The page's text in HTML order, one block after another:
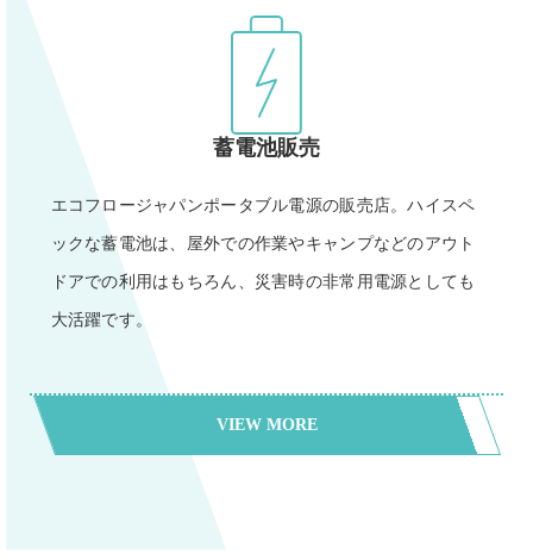
蓄電池販売
エコフロージャパンポータブル電源の販売店。ハイスペ
ックな蓄電池は、屋外での作業やキャンプなどのアウト
ドアでの利用はもちろん、災害時の非常用電源としても
大活躍です。
VIEW MORE